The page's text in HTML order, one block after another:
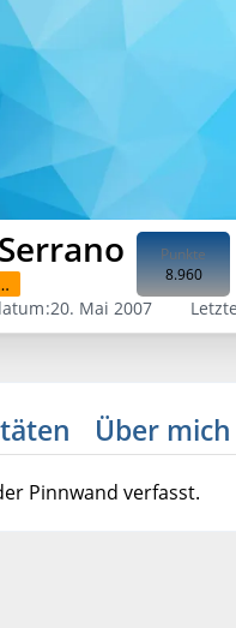
FormelA-Präsident
Punkte
8.960
20. Mai 2007
Über mich
Pinnwand verfasst.